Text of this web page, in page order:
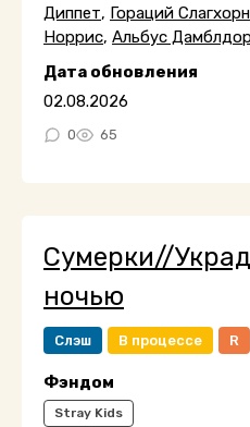
Диппет, Гораций Слагхорн
Норрис, Альбус
Дата обновления
02.08.2026
0 65
Сумерки//
ночью
Слэш В процессе R
Фэндом
Stray Kids